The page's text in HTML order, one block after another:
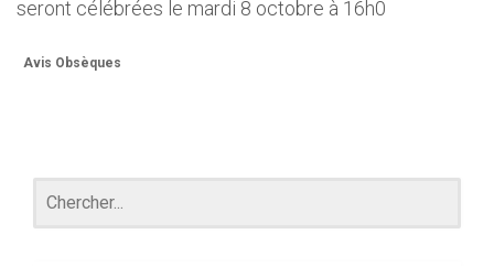
seront célébrées le mardi 8 octobre à 16h0
Avis Obsèques